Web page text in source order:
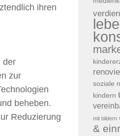
ihren
der
zur
beheben.
Reduzierung
soziale
kindern
mit bildern
&